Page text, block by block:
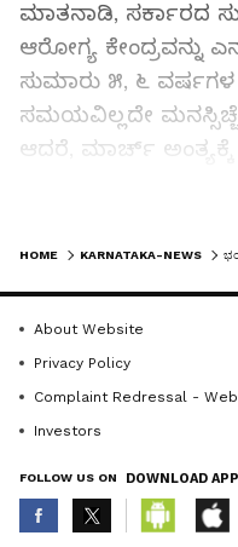
ಮಾತನಾಡಿ, ಸರ್ಕಾರದ
ಆರೋಗ್ಯ ಕೇಂದ್ರವನ್ನು
ಸುಮಾರು ೫, ೬ ವರ್ಷಗಳ
ಸಮಯವಿಲ್ಲದೇ
ಆದರೆ, ಮಾರ್ಚ್‌
ಆದೇಶದಂತೆ ತಾಲೂಕು
ಆದರೆ, ಇಲ್ಲಿಯವರೆಗೆ ಒಬ್ಬ
ಇದರಿಂದ ಇಲ್ಲಿಯ ಜನರಿಗೆ
ಜೊತೆಗೆ ಸುಮಾರು ೧೫
ಪಟ್ಟಣಕ್ಕೆ
ಭಂಟನೂರ ಪ್ರಾಥಮಿಕ
HOME KARNATAKA-NEWS
About Website
Privacy Policy
Complaint Redressal -
Investors
FOLLOW US ON DOWNLOAD APP